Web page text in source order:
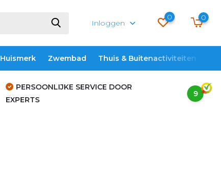
Inloggen
0 0
Huismerk Zwembad Thuis & Buitenactiviteiten
PERSOONLIJKE SERVICE DOOR
EXPERTS
9